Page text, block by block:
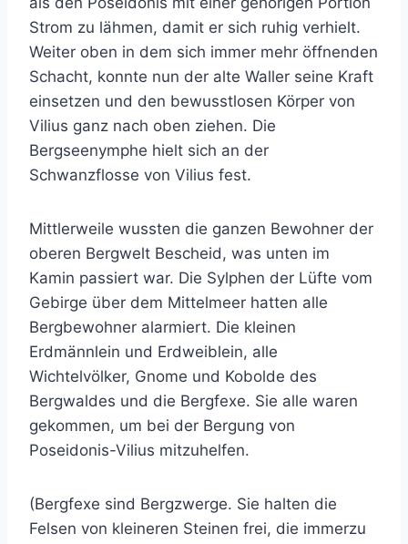
Strom zu lähmen, damit er sich ruhig verhielt.
Weiter oben in dem sich immer mehr öffnenden
Schacht, konnte nun der alte Waller seine Kraft
einsetzen und den bewusstlosen Körper von
Vilius ganz nach oben ziehen. Die
Bergseenymphe hielt sich an der
Schwanzflosse von Vilius fest.
Mittlerweile wussten die ganzen Bewohner der
oberen Bergwelt Bescheid, was unten im
Kamin passiert war. Die Sylphen der Lüfte vom
Gebirge über dem Mittelmeer hatten alle
Bergbewohner alarmiert. Die kleinen
Erdmännlein und Erdweiblein, alle
Wichtelvölker, Gnome und Kobolde des
Bergwaldes und die Bergfexe. Sie alle waren
gekommen, um bei der Bergung von
Poseidonis-Vilius mitzuhelfen.
(Bergfexe sind Bergzwerge. Sie halten die
Felsen von kleineren Steinen frei, die immerzu